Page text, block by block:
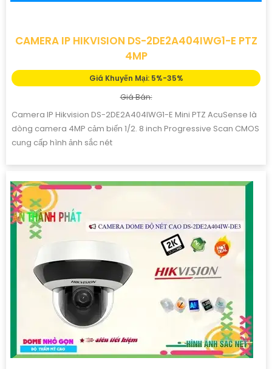
CAMERA IP HIKVISION DS-2DE2A404IWG1-E PTZ
4MP
Giá Khuyến Mại: 5%-35%
Giá Bán:
Camera IP Hikvision DS-2DE2A404IWG1-E Mini PTZ AcuSense là
dòng camera 4MP cảm biến 1/2. 8 inch Progressive Scan CMOS
cung cấp hình ảnh sắc nét